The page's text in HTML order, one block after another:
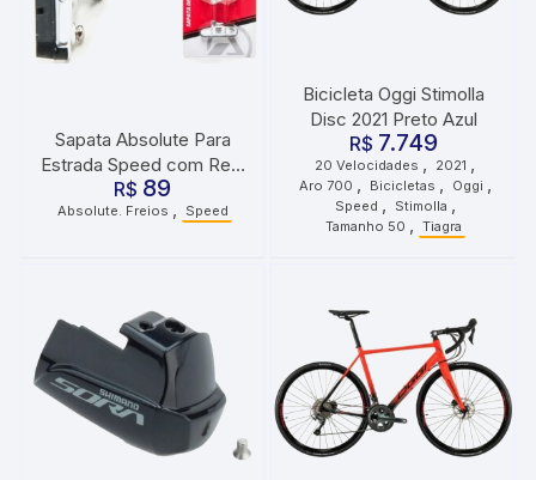
Sapata Absolute Para
Estrada Speed com Refil
Aluminio T. Shimano
R$ 89
Absolute. Freios Speed
Bicicleta Oggi Stimolla
Disc 2021 Preto Azul
R$ 7.749
20 Velocidades 2021
Aro 700 Bicicletas Oggi
Speed Stimolla
Tamanho 50 Tiagra